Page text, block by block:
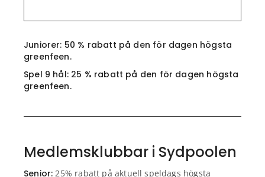
Juniorer: 50 % rabatt på den för dagen högsta
greenfeen.
Spel 9 hål: 25 % rabatt på den för dagen högsta
greenfeen.
Medlemsklubbar i Sydpoolen
Senior: 25% rabatt på aktuell speldags högsta